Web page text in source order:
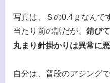
写真は、Ｓの0.4ｇなんで
当たり前の話だが、 錆び
丸まり針掛かりは異常に悪
自分は、普段のアジング